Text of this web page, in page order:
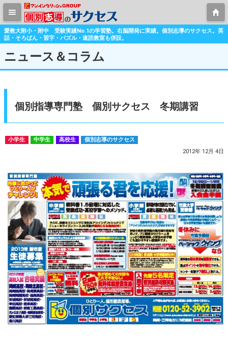
愛教大附小・附中 受験実績No.1の学習塾。右脳開発に実績。個別志導のサクセス。英
話・そろばん・習字・パズル・速読教室も併設。
ニュース＆コラム
個別指導専門塾 個別サクセス 冬期講習
小学生 中学生 高校生
個別志導のサクセス
2012年 12月 4日